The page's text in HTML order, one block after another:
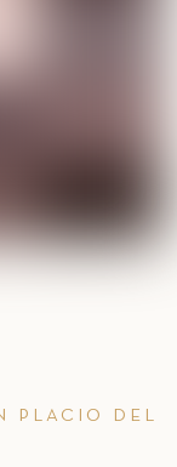
PLACIO DEL